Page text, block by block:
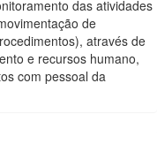
das atividades
de
através de
e recursos humano,
com pessoal da